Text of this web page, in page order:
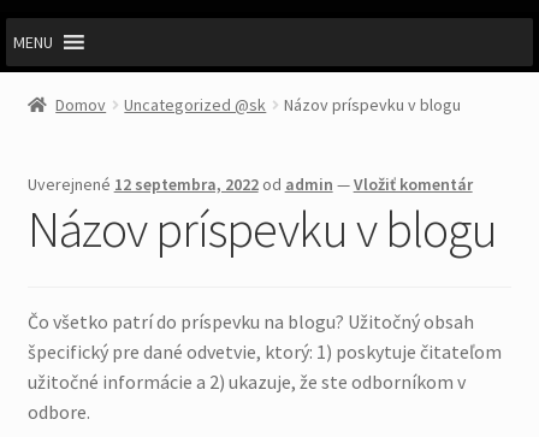
MENU
Domov Uncategorized @sk Názov príspevku v blogu
Uverejnené 12 septembra, 2022od admin —Vložiť komentár
Názov príspevku v blogu
Čo všetko patrí do príspevku na blogu? Užitočný obsah
špecifický pre dané odvetvie, ktorý: 1) poskytuje čitateľom
užitočné informácie a 2) ukazuje, že ste odborníkom v
odbore.